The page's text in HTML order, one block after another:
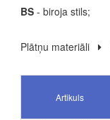
BS- biroja stils;
Plātņu materiāli
Artikuls